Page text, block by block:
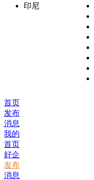
印尼
首页
发布
消息
我的
首页
好企
发布
消息